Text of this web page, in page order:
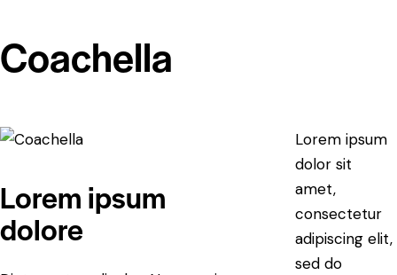
Coachella
Lorem ipsum
dolore
Lorem ipsum
dolor sit
amet,
consectetur
adipiscing elit,
sed do